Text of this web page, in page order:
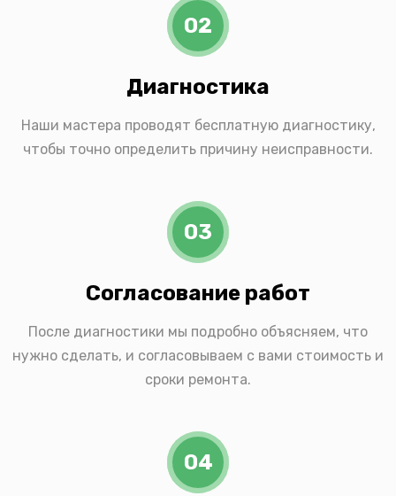
02
Диагностика
Наши мастера проводят бесплатную диагностику,
чтобы точно определить причину неисправности.
03
Согласование работ
После диагностики мы подробно объясняем, что
нужно сделать, и согласовываем с вами стоимость и
сроки ремонта.
04